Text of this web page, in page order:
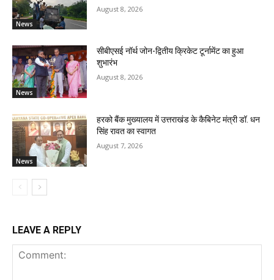
News
August 8, 2026
News
सीबीएसई नॉर्थ जोन-द्वितीय क्रिकेट टूर्नामेंट का हुआ
शुभारंभ
August 8, 2026
News
हरको बैंक मुख्यालय में उत्तराखंड के कैबिनेट मंत्री डॉ. धन
सिंह रावत का स्वागत
August 7, 2026
LEAVE A REPLY